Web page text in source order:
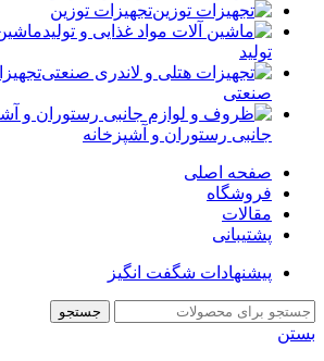
تجهیزات توزین
تولید
صنعتی
جانبی رستوران و آشپزخانه
صفحه اصلی
فروشگاه
مقالات
پشتیبانی
پیشنهادات شگفت انگیز
جستجو
بستن